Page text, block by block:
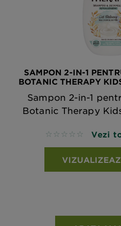
SAMPON 2-IN-1
BOTANIC THERAPY
Sampon 2-in-1
Botanic Therapy
No reviews Vezi